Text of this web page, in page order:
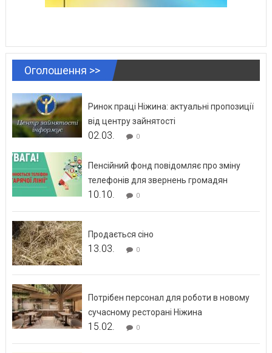
Оголошення >>
Ринок праці Ніжина: актуальні пропозиції
від центру зайнятості
02.03. 0
Пенсійний фонд повідомляє про зміну
телефонів для звернень громадян
10.10. 0
Продається сіно
13.03. 0
Потрібен персонал для роботи в новому
сучасному ресторані Ніжина
15.02. 0